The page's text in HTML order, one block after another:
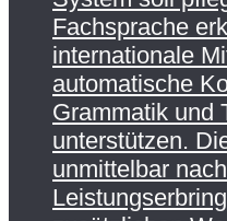
Fachsprache
internationale
automatische
Grammatik und
unterstützen.
unmittelbar